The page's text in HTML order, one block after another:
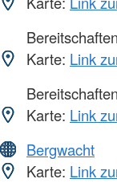
Karte: Link
Karte: Link
Bergwacht
Karte: Link